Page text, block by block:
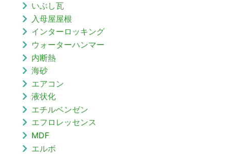
いぶし瓦
入母屋屋根
インターロッキング
ウォーターハンマー
内断熱
海砂
エアコン
液状化
エチルベンゼン
エフロレッセンス
MDF
エルボ